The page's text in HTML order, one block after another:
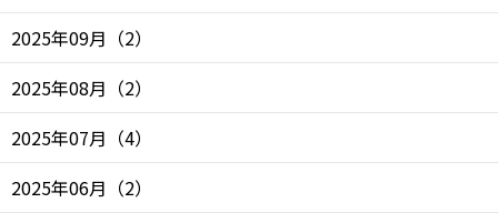
2025年09月 （2）
2025年08月 （2）
2025年07月 （4）
2025年06月 （2）